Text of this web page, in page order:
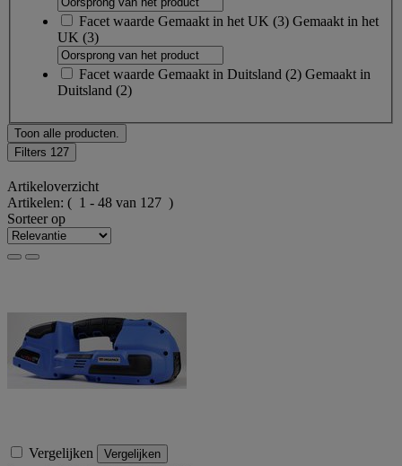
Facet waarde Gemaakt in het UK (3) Gemaakt in het
UK (3)
Facet waarde Gemaakt in Duitsland (2) Gemaakt in
Duitsland (2)
Toon alle producten.
Filters 127
Artikeloverzicht
Artikelen: ( 1 - 48 van 127 )
Sorteer op
Vergelijken Vergelijken